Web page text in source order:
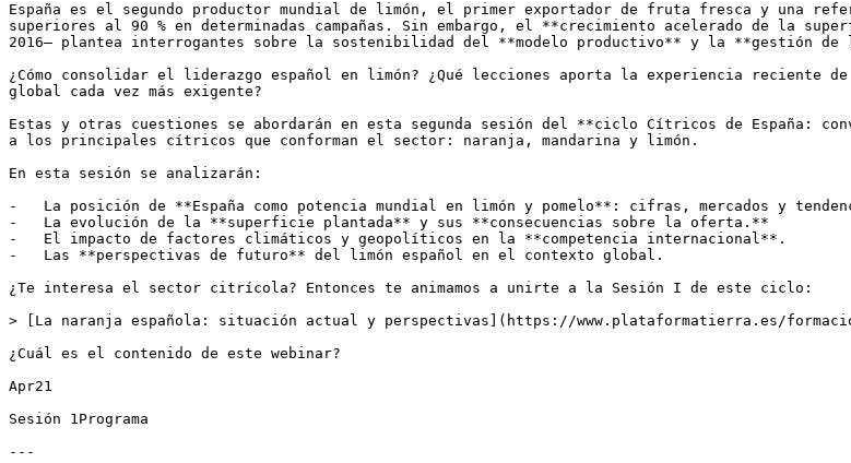
España es el segundo productor mundial de limón, el primer exportador de fruta fresca y una
superiores al 90 % en determinadas campañas. Sin embargo, el **crecimiento acelerado de la
2016— plantea interrogantes sobre la sostenibilidad del **modelo productivo** y la **gestión
¿Cómo consolidar el liderazgo español en limón? ¿Qué lecciones aporta la experiencia reciente
global cada vez más exigente?
Estas y otras cuestiones se abordarán en esta segunda sesión del **ciclo Cítricos de España:
a los principales cítricos que conforman el sector: naranja, mandarina y limón.
En esta sesión se analizarán:
-   La posición de **España como potencia mundial en limón y pomelo**: cifras, mercados y
-   La evolución de la **superficie plantada** y sus **consecuencias sobre la oferta.**
-   El impacto de factores climáticos y geopolíticos en la **competencia internacional**.
-   Las **perspectivas de futuro** del limón español en el contexto global.
¿Te interesa el sector citrícola? Entonces te animamos a unirte a la Sesión I de este ciclo:
> [La naranja española: situación actual y perspectivas](https://www.plataformatierra.es/
¿Cuál es el contenido de este webinar?
Apr21
Sesión 1Programa
---